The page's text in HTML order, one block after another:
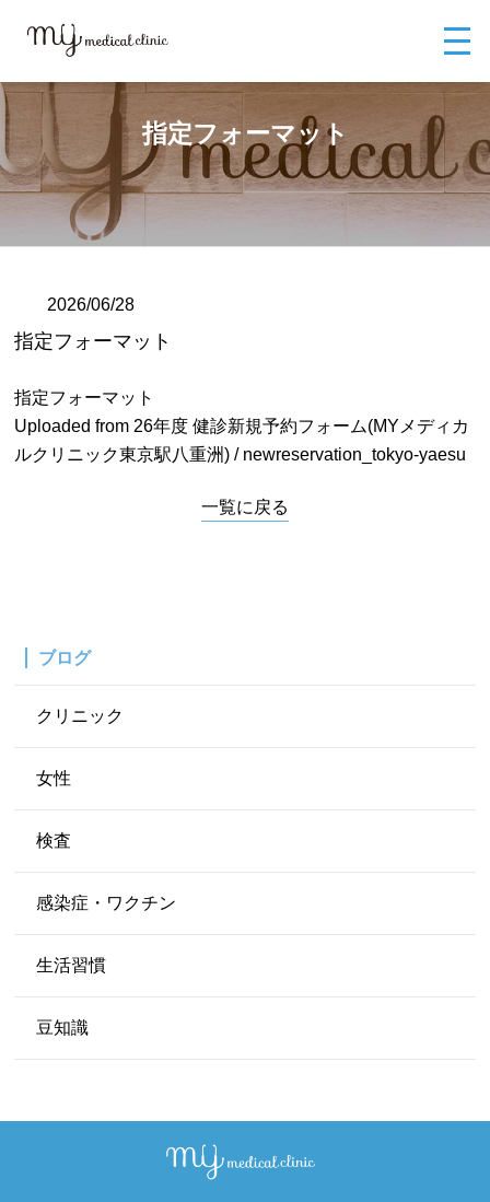
指定フォーマット
2026/06/28
指定フォーマット
指定フォーマット
Uploaded from 26年度 健診新規予約フォーム(MYメディカ
ルクリニック東京駅八重洲) / newreservation_tokyo-yaesu
一覧に戻る
ブログ
クリニック
女性
検査
感染症・ワクチン
生活習慣
豆知識